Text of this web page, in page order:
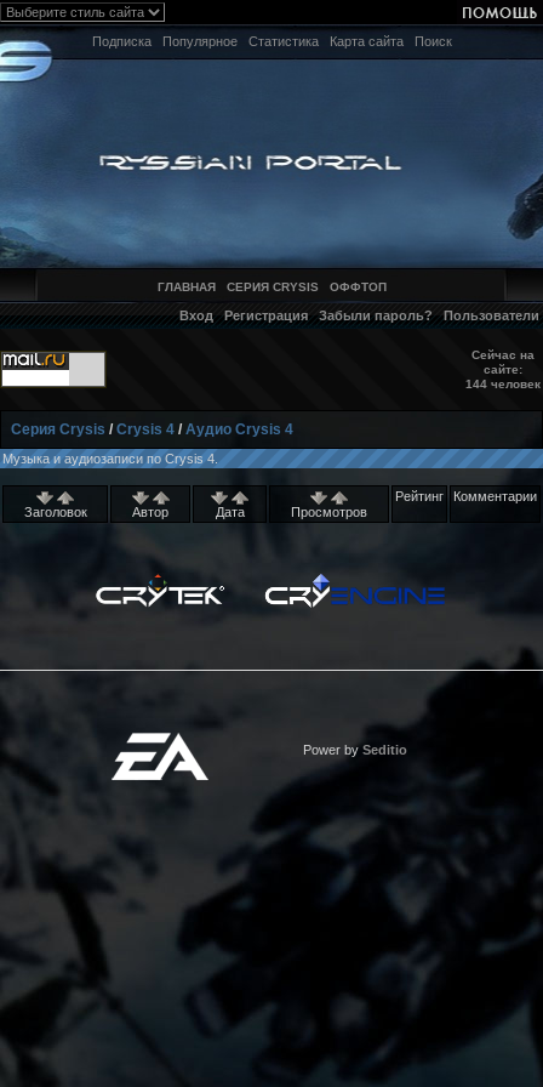
Подписка Популярное Статистика Карта сайта Поиск
ГЛАВНАЯ СЕРИЯ CRYSIS ОФФТОП
Вход Регистрация Забыли пароль? Пользователи
Сейчас на
сайте:
144 человек
Серия Crysis /Crysis 4 /Аудио Crysis 4
Музыка и аудиозаписи по Crysis 4.
Заголовок Автор Дата Просмотров
Рейтинг Комментарии
Power by Seditio